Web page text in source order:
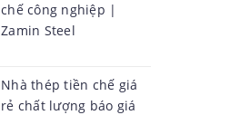
chế công nghiệp |
Zamin Steel
Nhà thép tiền chế giá
rẻ chất lượng báo giá